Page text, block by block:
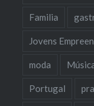
Familia
Jovens
moda
Portugal